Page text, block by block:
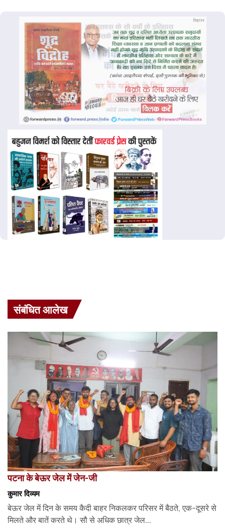
संबंधित आलेख
पटना के बेऊर जेल में जेन-जी
कुमार दिव्यम
बेऊर जेल में दिन के समय कैदी बाहर निकलकर परिसर में बैठते, एक-दूसरे से
मिलते और बातें करते थे। सौ से अधिक छात्र जेल...